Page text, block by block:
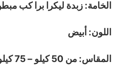
الخامة: زبدة ليكرا برا كب
اللون: أبيض
المقاس: من 50 كيلو – 75 كيلو